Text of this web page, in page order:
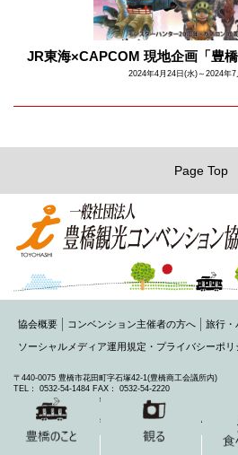
JR東海×CAPCOM 現地企画「豊橋
2024年4月24日(水)～2024年7
Page Top
協会概要 コンベンション主催者の方へ 旅行・
ソーシャルメディア運用規定・プライバシーポリ
〒440-0075 豊橋市花田町字石塚42-1(豊橋商工会議所内)
TEL： 0532-54-1484 FAX： 0532-54-2220
MAIL： toyohashi@honokuni.or.jp
Copyright 2015 Toyohashi Visitors & Convention